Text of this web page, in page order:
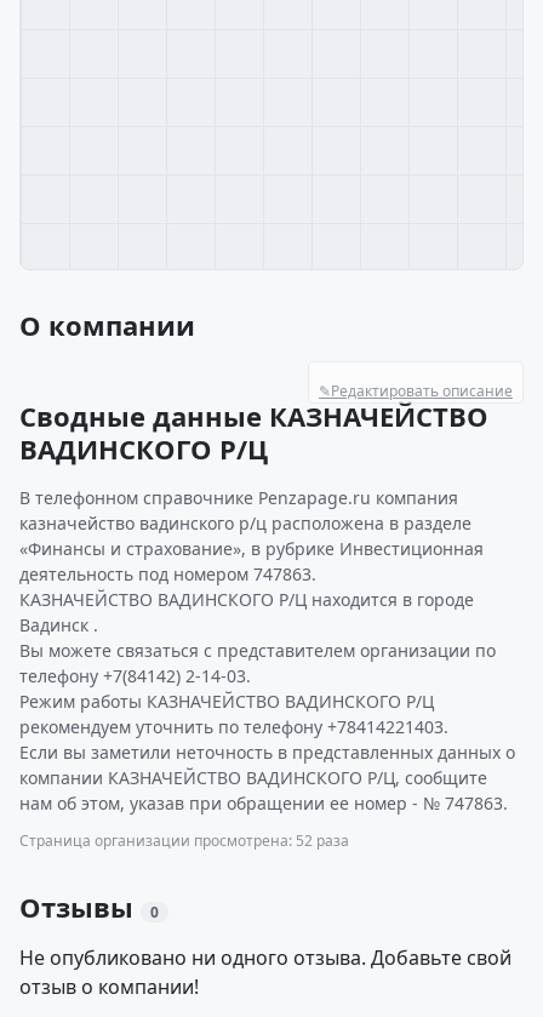
О компании
✎Редактировать описание
Сводные данные КАЗНАЧЕЙСТВО
ВАДИНСКОГО Р/Ц
В телефонном справочнике Penzapage.ru компания
казначейство вадинского р/ц расположена в разделе
«Финансы и страхование», в рубрике Инвестиционная
деятельность под номером 747863.
КАЗНАЧЕЙСТВО ВАДИНСКОГО Р/Ц находится в городе
Вадинск .
Вы можете связаться с представителем организации по
телефону +7(84142) 2-14-03.
Режим работы КАЗНАЧЕЙСТВО ВАДИНСКОГО Р/Ц
рекомендуем уточнить по телефону +78414221403.
Если вы заметили неточность в представленных данных о
компании КАЗНАЧЕЙСТВО ВАДИНСКОГО Р/Ц, сообщите
нам об этом, указав при обращении ее номер - № 747863.
Страница организации просмотрена: 52 раза
Отзывы 0
Не опубликовано ни одного отзыва. Добавьте свой
отзыв о компании!